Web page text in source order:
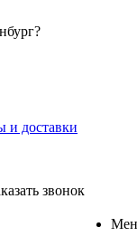
и доставки
звонок